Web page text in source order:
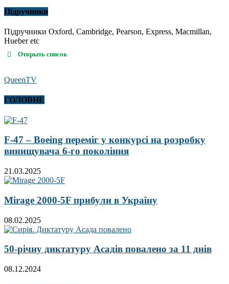
Підручники
Підручники Oxford, Cambridge, Pearson, Express, Macmillan,
Hueber etc
Открыть список
QueenTV
ГОЛОВНЕ
F-47 – Boeing переміг у конкурсі на розробку
винищувача 6-го покоління
21.03.2025
Mirage 2000-5F прибули в Україну
08.02.2025
50-річну диктатуру Асадів повалено за 11 днів
08.12.2024